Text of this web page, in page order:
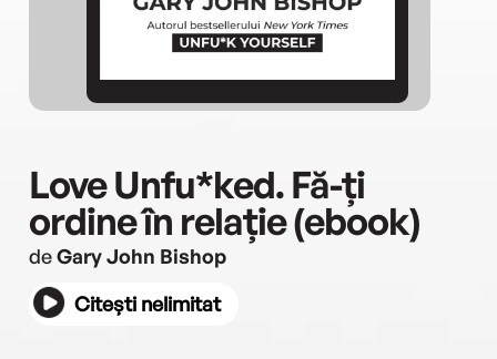
Love Unfu*ked. Fă-ți
ordine în relație (ebook)
deGary John Bishop
Citești nelimitat